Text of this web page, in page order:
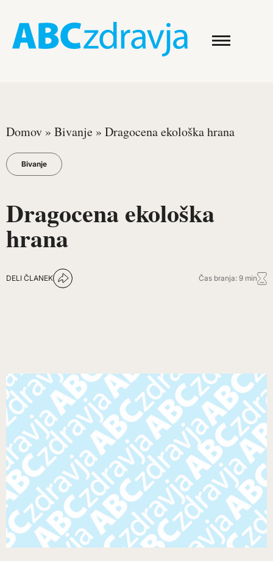
Domov » Bivanje » Dragocena ekološka hrana
Bivanje
Dragocena ekološka
hrana
DELI ČLANEK Čas branja: 9 min